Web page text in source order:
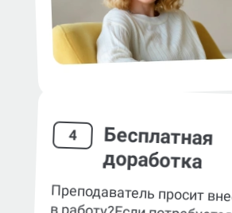
4 Бесплатная
доработка
Преподаватель просит